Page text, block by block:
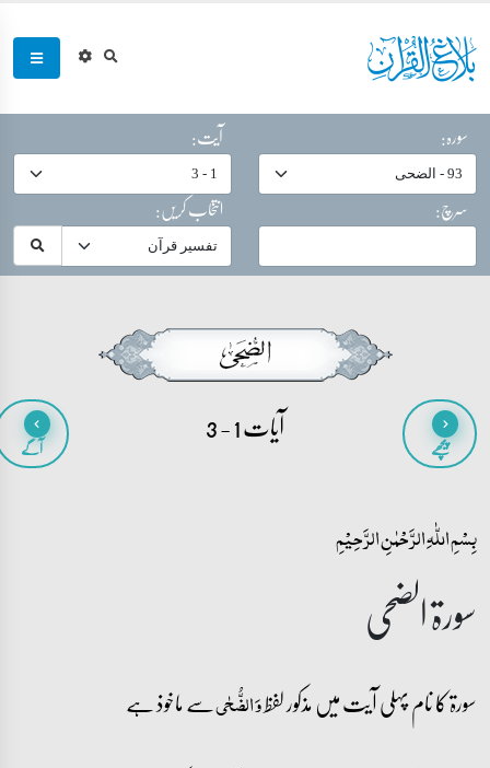
سورہ:
آیت:
سرچ:
انتخاب کریں:
پیچھے آیات 1 - 3 آگے
بِسۡمِ اللّٰہِ الرَّحۡمٰنِ الرَّحِیۡمِ
سورۃ الضحی
سورۃ کا نام پہلی آیت میں مذکور لفظوَ الضُّحٰیسے ماخوذ ہے